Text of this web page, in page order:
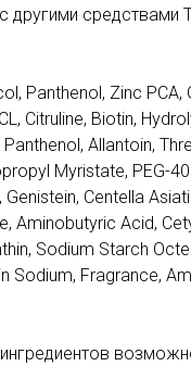
другими средствами
Panthenol, Zinc PCA,
Citruline, Biotin,
Allantoin,
Myristate, PEG-
Centella
Aminobutyric Acid,
Sodium Starch
Sodium, Fragrance,